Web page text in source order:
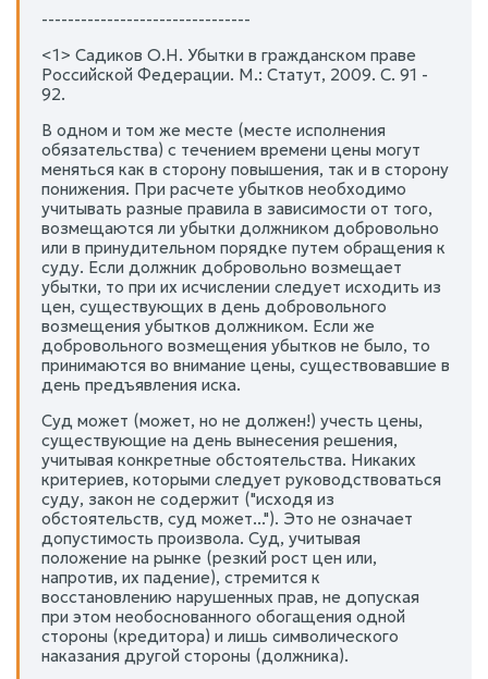
--------------------------------
<1> Садиков О.Н. Убытки в гражданском праве
Российской Федерации. М.: Статут, 2009. С. 91 -
92.
В одном и том же месте (месте исполнения
обязательства) с течением времени цены могут
меняться как в сторону повышения, так и в сторону
понижения. При расчете убытков необходимо
учитывать разные правила в зависимости от того,
возмещаются ли убытки должником добровольно
или в принудительном порядке путем обращения к
суду. Если должник добровольно возмещает
убытки, то при их исчислении следует исходить из
цен, существующих в день добровольного
возмещения убытков должником. Если же
добровольного возмещения убытков не было, то
принимаются во внимание цены, существовавшие в
день предъявления иска.
Суд может (может, но не должен!) учесть цены,
существующие на день вынесения решения,
учитывая конкретные обстоятельства. Никаких
критериев, которыми следует руководствоваться
суду, закон не содержит ("исходя из
обстоятельств, суд может..."). Это не означает
допустимость произвола. Суд, учитывая
положение на рынке (резкий рост цен или,
напротив, их падение), стремится к
восстановлению нарушенных прав, не допуская
при этом необоснованного обогащения одной
стороны (кредитора) и лишь символического
наказания другой стороны (должника).